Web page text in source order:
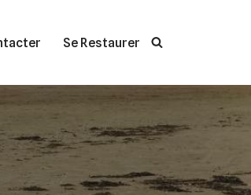
Se Restaurer